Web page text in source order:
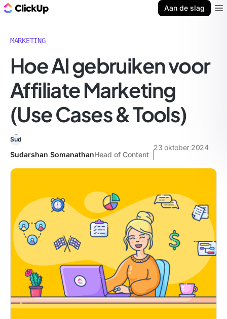
Aan de slag
MARKETING
Hoe AI gebruiken voor
Affiliate Marketing
(Use Cases & Tools)
Sudarshan SomanathanHead of Content
23 oktober 2024